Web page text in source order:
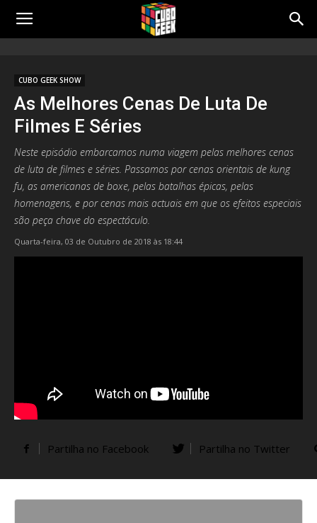
Geek
CUBO GEEK SHOW
As Melhores Cenas De Luta De
Filmes E Séries
Neste episódio embarcamos numa viagem pelas melhores cenas
de luta de filmes e séries. Passamos por cenas orientais de kung
fu, as americanas de boxe, pelas batalhas épicas, pelas
homenagens, e por cenas mais actuais em que os efeitos especiais
são peça chave do espectáculo.
Quarta-feira, 03 de Outubro de 2018 às 18:44
Partilha no Facebook Partilha no Twitter